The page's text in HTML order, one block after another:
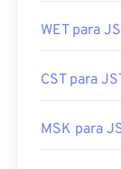
WET para
CST para
MSK para